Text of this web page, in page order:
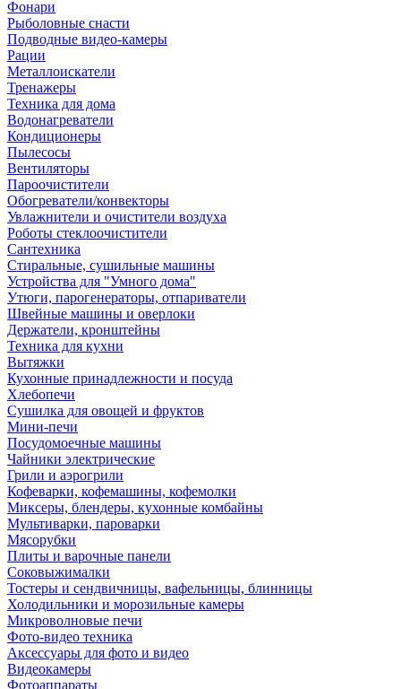
Фонари
Рыболовные снасти
Подводные видео-камеры
Рации
Металлоискатели
Тренажеры
Техника для дома
Водонагреватели
Кондиционеры
Пылесосы
Вентиляторы
Пароочистители
Обогреватели/конвекторы
Увлажнители и очистители воздуха
Роботы стеклоочистители
Сантехника
Стиральные, сушильные машины
Устройства для "Умного дома"
Утюги, парогенераторы, отпариватели
Швейные машины и оверлоки
Держатели, кронштейны
Техника для кухни
Вытяжки
Кухонные принадлежности и посуда
Хлебопечи
Сушилка для овощей и фруктов
Мини-печи
Посудомоечные машины
Чайники электрические
Грили и аэрогрили
Кофеварки, кофемашины, кофемолки
Миксеры, блендеры, кухонные комбайны
Мультиварки, пароварки
Мясорубки
Плиты и варочные панели
Соковыжималки
Тостеры и сендвичницы, вафельницы, блинницы
Холодильники и морозильные камеры
Микроволновые печи
Фото-видео техника
Аксессуары для фото и видео
Видеокамеры
Фотоаппараты